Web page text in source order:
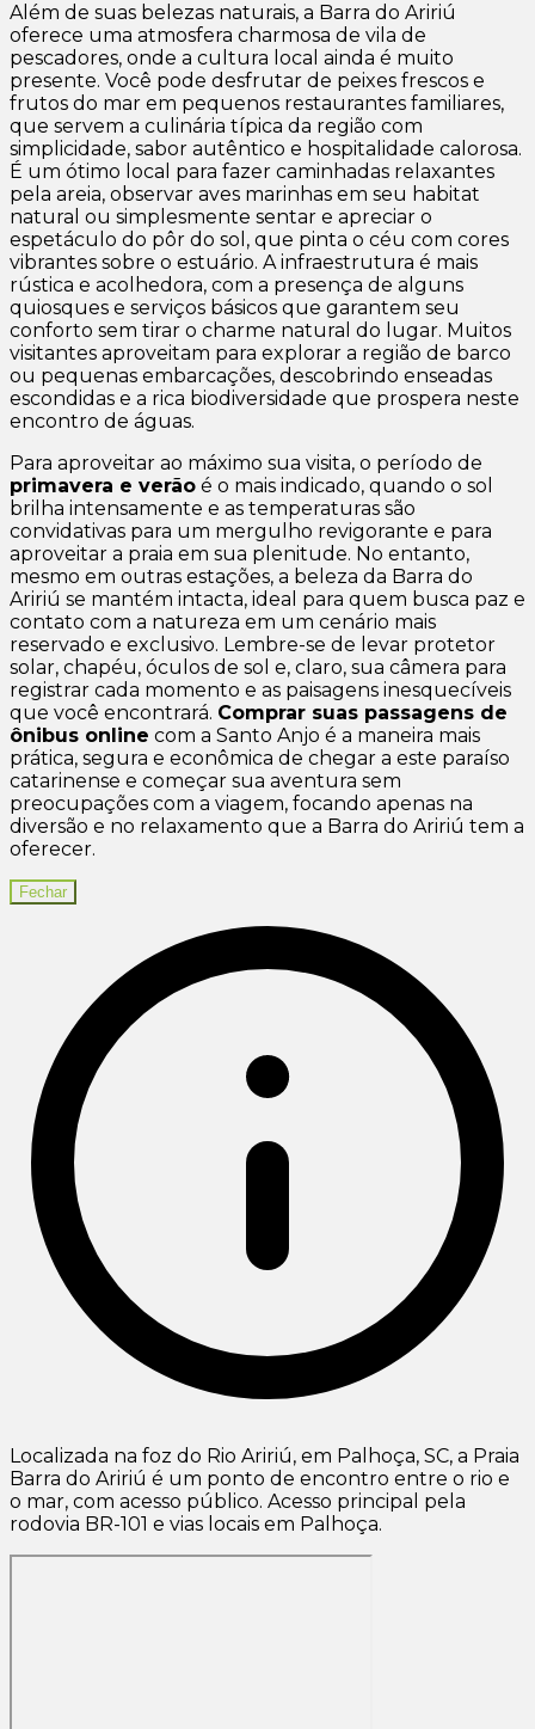
Além de suas belezas naturais, a Barra do Aririú
oferece uma atmosfera charmosa de vila de
pescadores, onde a cultura local ainda é muito
presente. Você pode desfrutar de peixes frescos e
frutos do mar em pequenos restaurantes familiares,
que servem a culinária típica da região com
simplicidade, sabor autêntico e hospitalidade calorosa.
É um ótimo local para fazer caminhadas relaxantes
pela areia, observar aves marinhas em seu habitat
natural ou simplesmente sentar e apreciar o
espetáculo do pôr do sol, que pinta o céu com cores
vibrantes sobre o estuário. A infraestrutura é mais
rústica e acolhedora, com a presença de alguns
quiosques e serviços básicos que garantem seu
conforto sem tirar o charme natural do lugar. Muitos
visitantes aproveitam para explorar a região de barco
ou pequenas embarcações, descobrindo enseadas
escondidas e a rica biodiversidade que prospera neste
encontro de águas.
Para aproveitar ao máximo sua visita, o período de
primavera e verão é o mais indicado, quando o sol
brilha intensamente e as temperaturas são
convidativas para um mergulho revigorante e para
aproveitar a praia em sua plenitude. No entanto,
mesmo em outras estações, a beleza da Barra do
Aririú se mantém intacta, ideal para quem busca paz e
contato com a natureza em um cenário mais
reservado e exclusivo. Lembre-se de levar protetor
solar, chapéu, óculos de sol e, claro, sua câmera para
registrar cada momento e as paisagens inesquecíveis
que você encontrará. Comprar suas passagens de
ônibus online com a Santo Anjo é a maneira mais
prática, segura e econômica de chegar a este paraíso
catarinense e começar sua aventura sem
preocupações com a viagem, focando apenas na
diversão e no relaxamento que a Barra do Aririú tem a
oferecer.
Fechar
Localizada na foz do Rio Aririú, em Palhoça, SC, a Praia
Barra do Aririú é um ponto de encontro entre o rio e
o mar, com acesso público. Acesso principal pela
rodovia BR-101 e vias locais em Palhoça.